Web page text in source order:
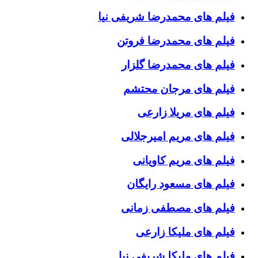
فیلم های محمدرضا شریفی نیا
فیلم های محمدرضا فروتن
فیلم های محمدرضا گلزار
فیلم های مرجان محتشم
فیلم های مریلا زارعی
فیلم های مریم امیرجلالی
فیلم های مریم کاویانی
فیلم های مسعود رایگان
فیلم های مصطفی زمانی
فیلم های ملیکا زارعی